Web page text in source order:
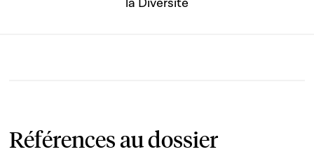
Références au dossier